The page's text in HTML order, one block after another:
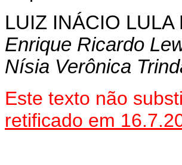
LUIZ INÁCIO LULA
Enrique Ricardo
Nísia Verônica
Este texto não
retificado em